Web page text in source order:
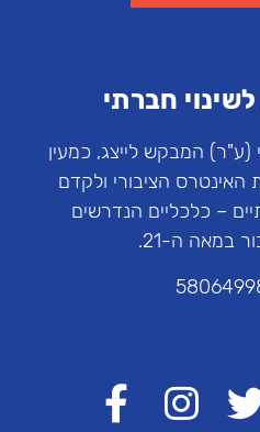
(ע"ר) המבקש לייצג, כמעין
ה-121, את האינטרס הציבורי ולקדם
– כלכליים הנדרשים
במאה ה-21.